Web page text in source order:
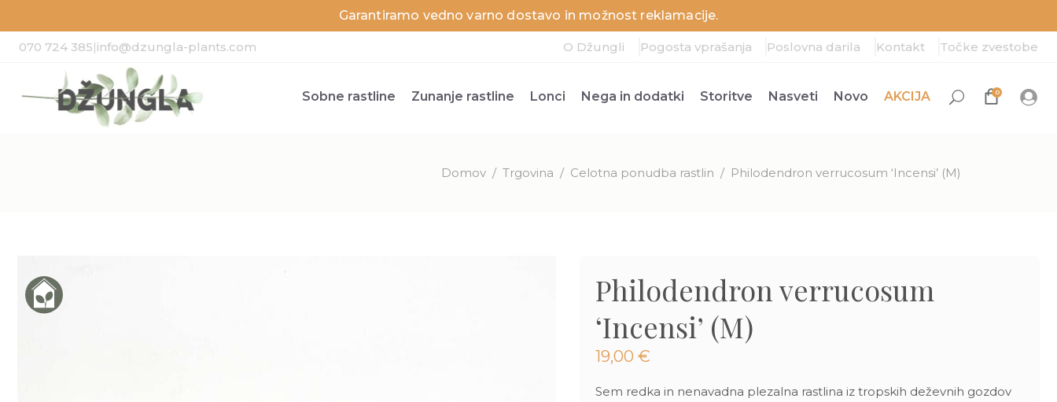
Garantiramo vedno varno dostavo in možnost reklamacije.
070 724 385|info@dzungla-plants.com O Džungli Pogosta vprašanja Poslovna darila Kontakt Točke zvestobe
Sobne rastline Zunanje rastline Lonci Nega in dodatki Storitve Nasveti Novo AKCIJA 0
Domov / Trgovina / Celotna ponudba rastlin / Philodendron verrucosum ‘Incensi’ (M)
Philodendron verrucosum
‘Incensi’ (M)
19,00 €
Sem redka in nenavadna plezalna rastlina iz tropskih deževnih gozdov